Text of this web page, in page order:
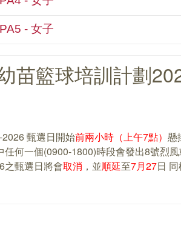
PA5 - 女子
苗籃球培訓計劃
甄選日開始前兩小時（上午7點） 懸
任何一個(0900-1800)時段會發出8號烈
之甄選日將會取消 ，並順延至7月27日